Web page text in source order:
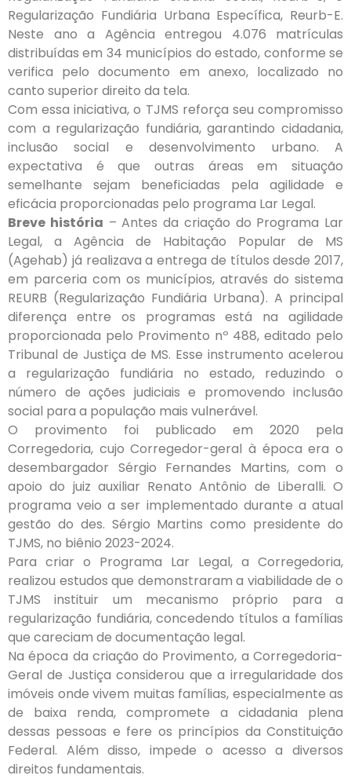
Regularização Fundiária Urbana Específica, Reurb-E.
Neste ano a Agência entregou 4.076 matrículas
distribuídas em 34 municípios do estado, conforme se
verifica pelo documento em anexo, localizado no
canto superior direito da tela.
Com essa iniciativa, o TJMS reforça seu compromisso
com a regularização fundiária, garantindo cidadania,
inclusão social e desenvolvimento urbano. A
expectativa é que outras áreas em situação
semelhante sejam beneficiadas pela agilidade e
eficácia proporcionadas pelo programa Lar Legal.
Breve história – Antes da criação do Programa Lar
Legal, a Agência de Habitação Popular de MS
(Agehab) já realizava a entrega de títulos desde 2017,
em parceria com os municípios, através do sistema
REURB (Regularização Fundiária Urbana). A principal
diferença entre os programas está na agilidade
proporcionada pelo Provimento nº 488, editado pelo
Tribunal de Justiça de MS. Esse instrumento acelerou
a regularização fundiária no estado, reduzindo o
número de ações judiciais e promovendo inclusão
social para a população mais vulnerável.
O provimento foi publicado em 2020 pela
Corregedoria, cujo Corregedor-geral à época era o
desembargador Sérgio Fernandes Martins, com o
apoio do juiz auxiliar Renato Antônio de Liberalli. O
programa veio a ser implementado durante a atual
gestão do des. Sérgio Martins como presidente do
TJMS, no biênio 2023-2024.
Para criar o Programa Lar Legal, a Corregedoria,
realizou estudos que demonstraram a viabilidade de o
TJMS instituir um mecanismo próprio para a
regularização fundiária, concedendo títulos a famílias
que careciam de documentação legal.
Na época da criação do Provimento, a Corregedoria-
Geral de Justiça considerou que a irregularidade dos
imóveis onde vivem muitas famílias, especialmente as
de baixa renda, compromete a cidadania plena
dessas pessoas e fere os princípios da Constituição
Federal. Além disso, impede o acesso a diversos
direitos fundamentais.